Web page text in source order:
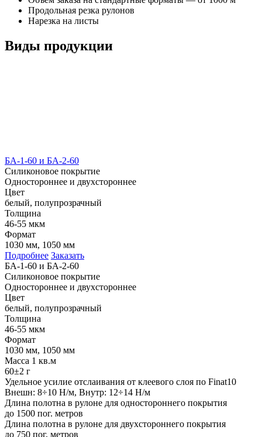
Продольная резка рулонов
Нарезка на листы
Виды продукции
БА-1-60 и БА-2-60
Силиконовое покрытие
Одностороннее и двухстороннее
Цвет
белый, полупрозрачный
Толщина
46-55 мкм
Формат
1030 мм, 1050 мм
Подробнее Заказать
БА-1-60 и БА-2-60
Силиконовое покрытие
Одностороннее и двухстороннее
Цвет
белый, полупрозрачный
Толщина
46-55 мкм
Формат
1030 мм, 1050 мм
Масса 1 кв.м
60±2 г
Удельное усилие отслаивания от клеевого слоя по Finat10
Внешн: 8÷10 Н/м, Внутр: 12÷14 Н/м
Длина полотна в рулоне для одностороннего покрытия
до 1500 пог. метров
Длина полотна в рулоне для двухстороннего покрытия
до 750 пог. метров